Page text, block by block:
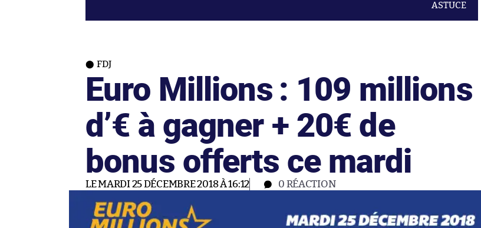
ASTUCE
FDJ
Euro Millions : 109 millions
d’€ à gagner + 20€ de
bonus offerts ce mardi
LE MARDI 25 DÉCEMBRE 2018 À 16:12 0 RÉACTION